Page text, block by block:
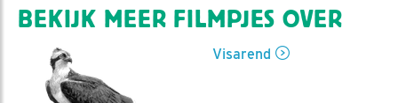
BEKIJK MEER FILMPJES OVER
Visarend